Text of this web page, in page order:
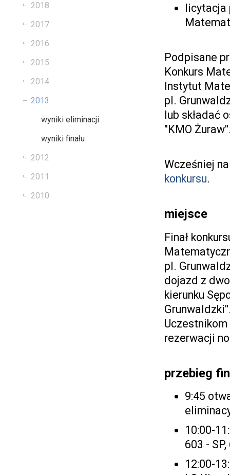
2018
2017
2016
2015
2014
2013
wyniki eliminacji
wyniki finału
2012
2011
2010
Podpisane
Konkurs
Instytut
pl.
lub składać
"KMO
Wcześniej
konkursu.
miejsce
Finał
pl.
dojazd z
kierunku
rezerwacji
przebieg
9:45
10:00-
603 -
12:00-